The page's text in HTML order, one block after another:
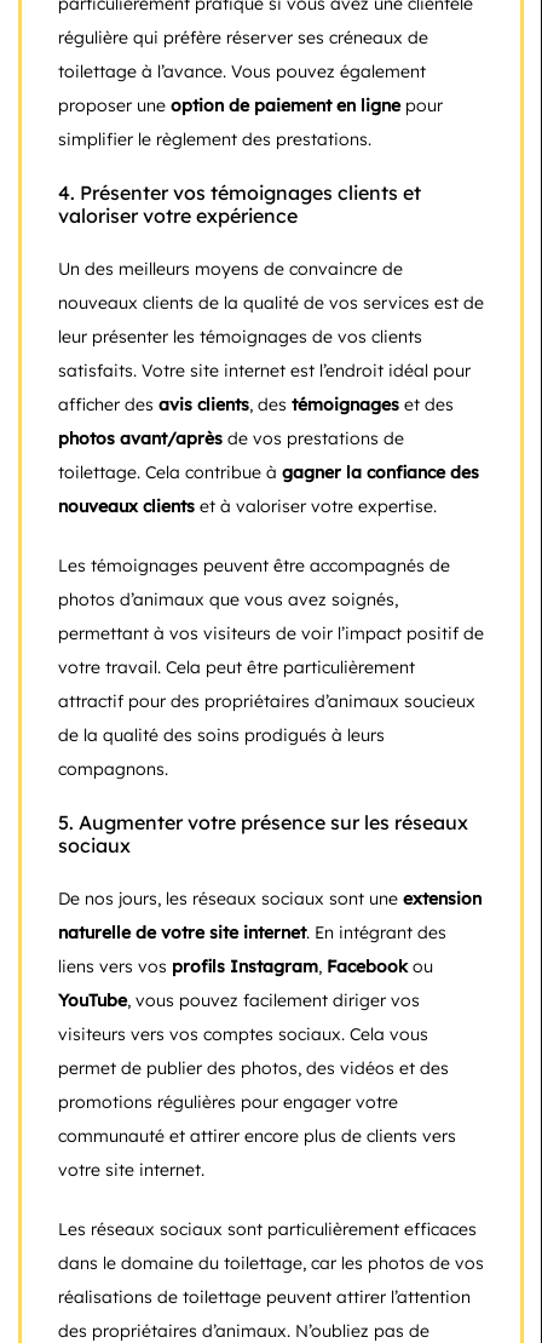
régulière qui préfère réserver ses créneaux de
toilettage à l’avance. Vous pouvez également
proposer une option de paiement en lignepour
simplifier le règlement des prestations.
4. Présenter vos témoignages clients et
valoriser votre expérience
Un des meilleurs moyens de convaincre de
nouveaux clients de la qualité de vos services est de
leur présenter les témoignages de vos clients
satisfaits. Votre site internet est l’endroit idéal pour
afficher des avis clients, des témoignages et des
photos avant/après de vos prestations de
toilettage. Cela contribue à gagner la confiance des
nouveaux clients et à valoriser votre expertise.
Les témoignages peuvent être accompagnés de
photos d’animaux que vous avez soignés,
permettant à vos visiteurs de voir l’impact positif de
votre travail. Cela peut être particulièrement
attractif pour des propriétaires d’animaux soucieux
de la qualité des soins prodigués à leurs
compagnons.
5. Augmenter votre présence sur les réseaux
sociaux
De nos jours, les réseaux sociaux sont une extension
naturelle de votre site internet. En intégrant des
liens vers vos profils Instagram, Facebookou
YouTube, vous pouvez facilement diriger vos
visiteurs vers vos comptes sociaux. Cela vous
permet de publier des photos, des vidéos et des
promotions régulières pour engager votre
communauté et attirer encore plus de clients vers
votre site internet.
Les réseaux sociaux sont particulièrement efficaces
dans le domaine du toilettage, car les photos de vos
réalisations de toilettage peuvent attirer l’attention
des propriétaires d’animaux. N’oubliez pas de